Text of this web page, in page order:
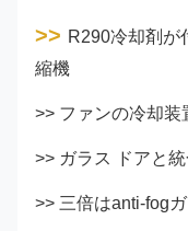
>> R290冷却剤が
縮機
>> ファンの冷却装
>> ガラス ドアと
>> 三倍はanti-fog